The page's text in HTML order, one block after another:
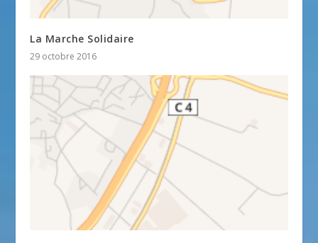
La Marche Solidaire
29 octobre 2016